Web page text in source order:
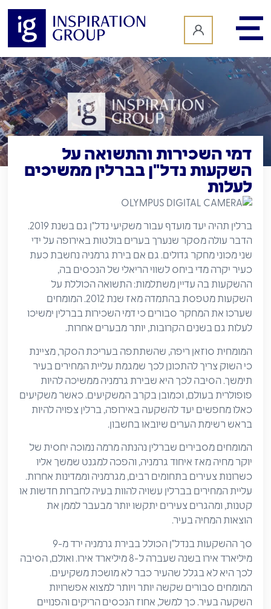
דמי השכירות והתשואה על
השקעות נדל"ן בברלין ממשיכים
לעלות
ברלין תהיה יעד מועדף עבור משקיעי נדל"ן גם בשנת 2019.
הדבר עולה מסקר שנערך בערים בולטות באירופה על ידי
שני מכוני מחקר גדולים. גם אם בירת גרמניה נחשבת כעת
כעיר יקרה מדי ביחס לשווי הריאלי של הנכסים בה,
ההשקעות בה עדיין משתלמות: התשואה הכוללת על
השקעות מטפסת בהתמדה מאז שנת 2012. המומחים
שערכו את המחקר סבורים כי דמי השכירות בברלין ימשיכו
לעלות גם בשנים הקרובות, יותר מבערים אחרות.
המומחית סוזאן ריפה, שהשתתפה בעריכת הסקר, מציינת
כי השוק צריך להתכונן לכך שמגמת עליית המחירים בעיר
תימשך. הסיבה לכך היא שבירת גרמניה ממשיכה להיות
פופולרית בעולם, וכמובן בקרב המשקיעים. כאשר משקיעים
כאלו מחפשים יעד להשקעה באירופה, ברלין צפויה להיות
בראש רשימת הערים שיובאו בחשבון.
המומחים מסבירים שברלין נהנתה מרמה נמוכה יחסית של
יוקר מחיה מאז איחוד גרמניה, והפכה למגנט שמשך אליו
כשרונות צעירים בתחומים רבים, מגרמניה וממדינות אחרות.
עליית המחירים בברלין עשויה להוות בעיה לחברות חדשות או
קטנות, ומהגרים צעירים יתקשו יותר מבעבר לממן את
הוצאות המחיה בעיר.
סך ההשקעות בנדל"ן הכולל בבירת גרמניה ירד מ-9
מיליארד אירו בשנה שעברה ל-8 מיליארד אירו. ואולם, הסיבה
לכך היא לא בגלל שהעיר כבר לא מושכת משקיעים.
המומחים סבורים שקשה יותר ויותר למצוא אפשרויות
השקעה בעיר. כך למשל, אחוז הנכסים הריקים והפנויים